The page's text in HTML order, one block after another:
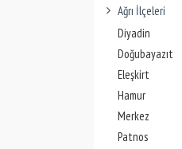
Ağrı İlçeleri
Diyadin
Doğubayazıt
Eleşkirt
Hamur
Merkez
Patnos